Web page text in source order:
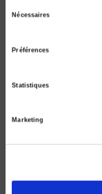
Nécessaires
Préférences
Statistiques
Marketing